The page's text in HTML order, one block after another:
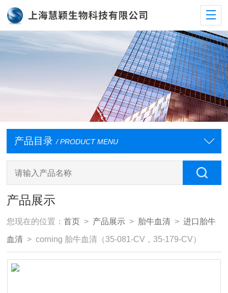
产品目录 / PRODUCT MENU
产品展示
您现在的位置：首页 > 产品展示 > 胎牛血清 >进口胎牛
血清 > corning 胎牛血清（35-081-CV，35-179-CV）